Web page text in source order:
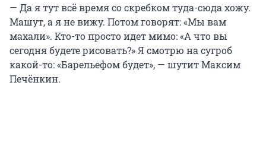
— Да я тут всё время со скребком туда-сюда хожу.
Машут, а я не вижу. Потом говорят: «Мы вам
махали». Кто-то просто идет мимо: «А что вы
сегодня будете рисовать?» Я смотрю на сугроб
какой-то: «Барельефом будет», — шутит Максим
Печёнкин.